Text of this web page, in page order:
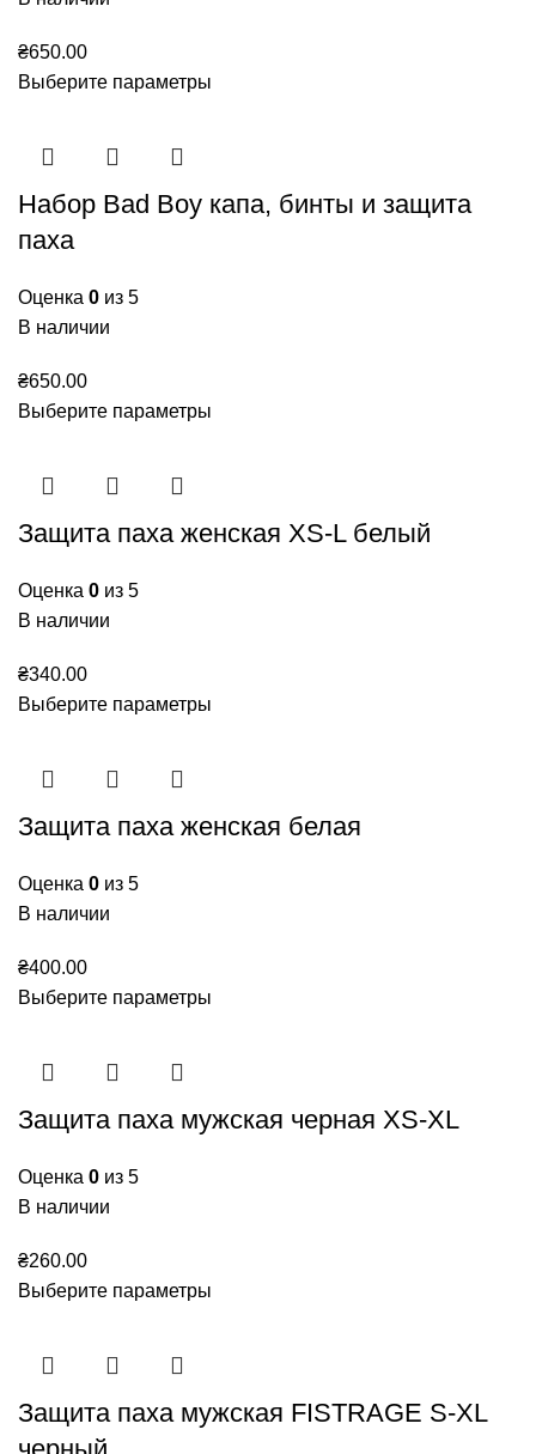
₴650.00
Выберите параметры
Набор Bad Boy капа, бинты и защита
паха
Оценка 0 из 5
В наличии
₴650.00
Выберите параметры
Защита паха женская XS-L белый
Оценка 0 из 5
В наличии
₴340.00
Выберите параметры
Защита паха женская белая
Оценка 0 из 5
В наличии
₴400.00
Выберите параметры
Защита паха мужская черная XS-XL
Оценка 0 из 5
В наличии
₴260.00
Выберите параметры
Защита паха мужская FISTRAGE S-XL